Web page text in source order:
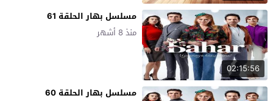
02:15:56
مسلسل بهار الحلقة 61
منذ 8 أشهر
مسلسل بهار الحلقة 60